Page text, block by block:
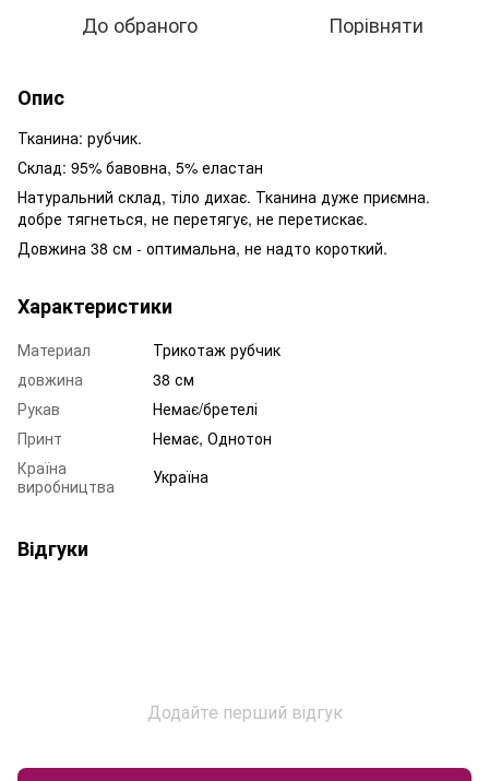
До обраного Порівняти
Опис
Тканина: рубчик.
Склад: 95% бавовна, 5% еластан
Натуральний склад, тіло дихає. Тканина дуже приємна.
добре тягнеться, не перетягує, не перетискає.
Довжина 38 см - оптимальна, не надто короткий.
Характеристики
Материал
Трикотаж рубчик
довжина
38 см
Рукав
Немає/бретелі
Принт
Немає, Однотон
Країна
виробництва
Україна
Відгуки
Додайте перший відгук